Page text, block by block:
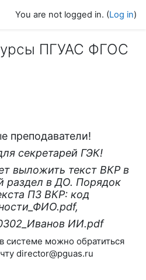
You are not logged in. (Log in)
ПГУАС ФГОС
преподаватели!
секретарей ГЭК!
выложить текст ВКР в
раздел в ДО. Порядок
ПЗ ВКР: код
ИИ.pdf
системе можно обратиться
director@pguas.ru